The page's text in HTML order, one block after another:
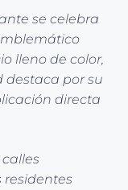
se celebra
lleno de color,
destaca por su
directa
residentes